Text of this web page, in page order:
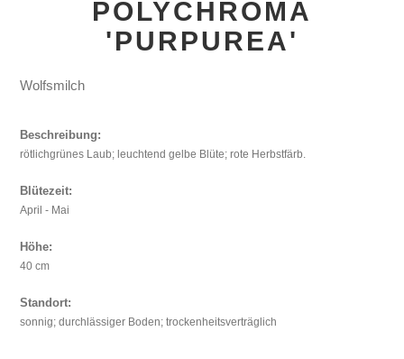
POLYCHROMA
'PURPUREA'
Wolfsmilch
Beschreibung:
rötlichgrünes Laub; leuchtend gelbe Blüte; rote Herbstfärb.
Blütezeit:
April - Mai
Höhe:
40 cm
Standort:
sonnig; durchlässiger Boden; trockenheitsverträglich